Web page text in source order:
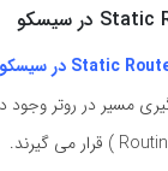
مسیر در روتر وجود